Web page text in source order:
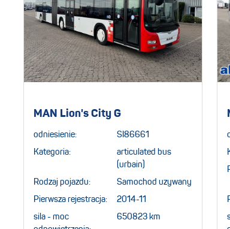
MAN Lion's City G
odniesienie: SI86661
Kategoria:
articulated bus
(urbain)
Rodzaj pojazdu: Samochod uzywany
Pierwsza rejestracja: 2014-11
sila - moc
650823 km